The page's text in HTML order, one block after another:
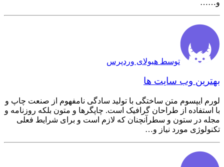
و……
توسط هیولای وردپرس
بهترین وب سایت ها
لورم ایپسوم متن ساختگی با تولید سادگی نامفهوم از صنعت چاپ و
با استفاده از طراحان گرافیک است. چاپگرها و متون بلکه روزنامه و
مجله در ستون و سطرآنچنان که لازم است و برای شرایط فعلی
تکنولوژی مورد نیاز و…